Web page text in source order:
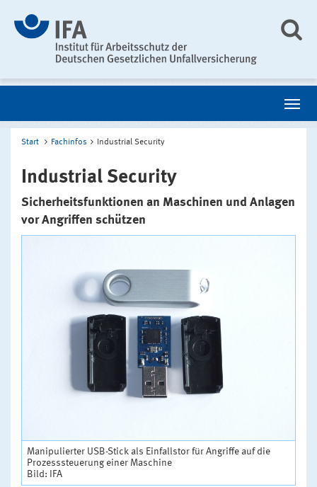
Start Fachinfos Industrial Security
Industrial Security
Sicherheitsfunktionen an Maschinen und Anlagen
vor Angriffen schützen
Manipulierter USB-Stick als Einfallstor für Angriffe auf die
Prozesssteuerung einer Maschine
Bild: IFA